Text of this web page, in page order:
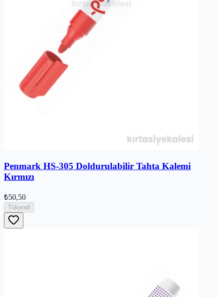
Penmark HS-305 Doldurulabilir Tahta Kalemi
Kırmızı
₺50,50
Tükendi